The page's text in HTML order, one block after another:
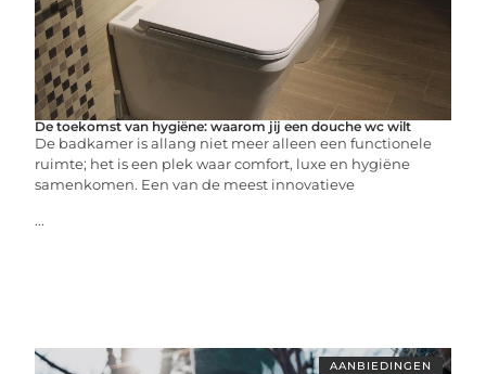
De toekomst van hygiëne: waarom jij een douche wc wilt
De badkamer is allang niet meer alleen een functionele
ruimte; het is een plek waar comfort, luxe en hygiëne
samenkomen. Een van de meest innovatieve
...
AANBIEDINGEN